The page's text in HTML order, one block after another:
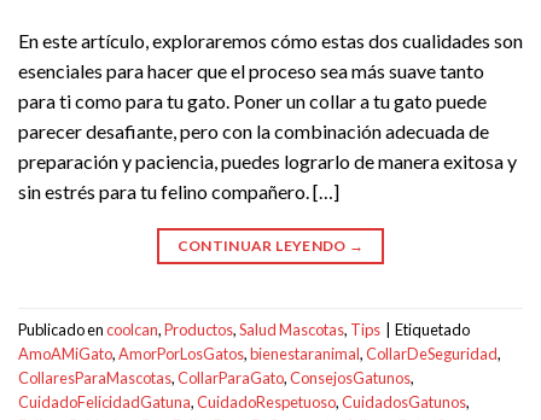
En este artículo, exploraremos cómo estas dos cualidades son
esenciales para hacer que el proceso sea más suave tanto
para ti como para tu gato. Poner un collar a tu gato puede
parecer desafiante, pero con la combinación adecuada de
preparación y paciencia, puedes lograrlo de manera exitosa y
sin estrés para tu felino compañero. […]
CONTINUAR LEYENDO →
Publicado encoolcan,Productos,Salud Mascotas, Tips | Etiquetado
AmoAMiGato,AmorPorLosGatos,bienestaranimal,CollarDeSeguridad,
CollaresParaMascotas,CollarParaGato,ConsejosGatunos,
CuidadoFelicidadGatuna,CuidadoRespetuoso,CuidadosGatunos,